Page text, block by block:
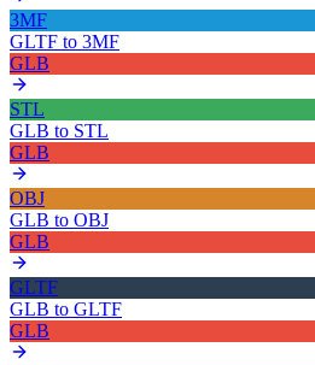
3MF
GLTF to 3MF
GLB
STL
GLB to STL
GLB
OBJ
GLB to OBJ
GLB
GLTF
GLB to GLTF
GLB